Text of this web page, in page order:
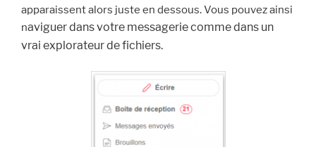
apparaissent alors juste en dessous. Vous pouvez ainsi
naviguer dans votre messagerie comme dans un
vrai explorateur de fichiers.